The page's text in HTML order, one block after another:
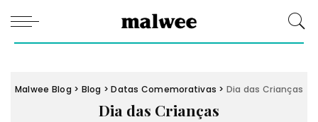
Malwee Blog > Blog >Datas Comemorativas > Dia das Crianças
Dia das Crianças